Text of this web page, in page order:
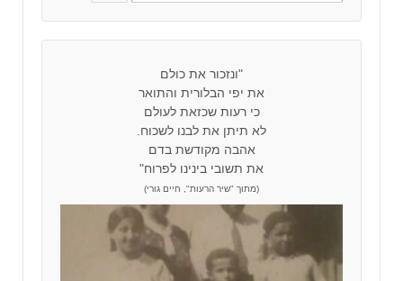
"ונזכור את כולם
את יפי הבלורית והתואר
כי רעות שכזאת לעולם
לא תיתן את לבנו לשכוח.
אהבה מקודשת בדם
את תשובי בינינו לפרוח"
(מתוך "שיר הרעות", חיים גורי)